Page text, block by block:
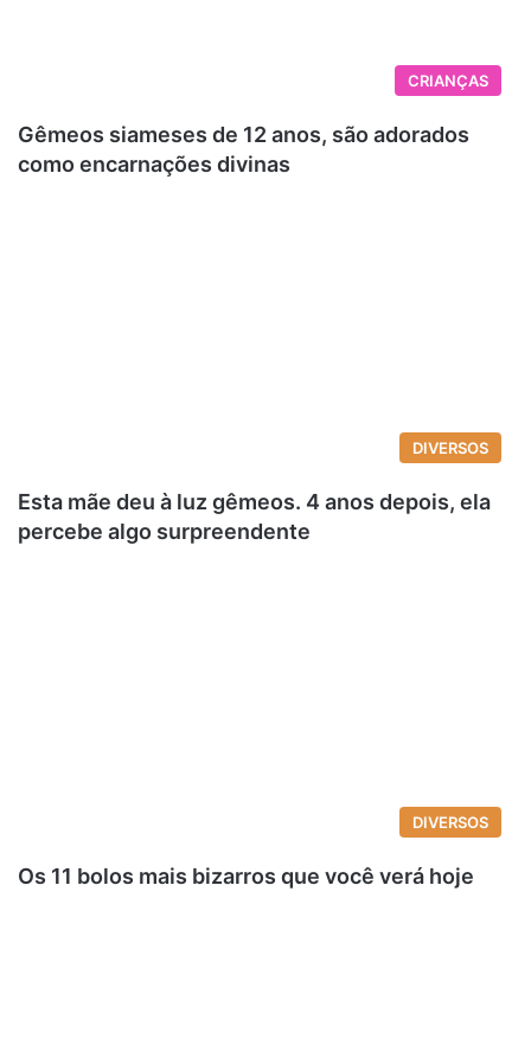
CRIANÇAS
Gêmeos siameses de 12 anos, são adorados
como encarnações divinas
DIVERSOS
Esta mãe deu à luz gêmeos. 4 anos depois, ela
percebe algo surpreendente
DIVERSOS
Os 11 bolos mais bizarros que você verá hoje